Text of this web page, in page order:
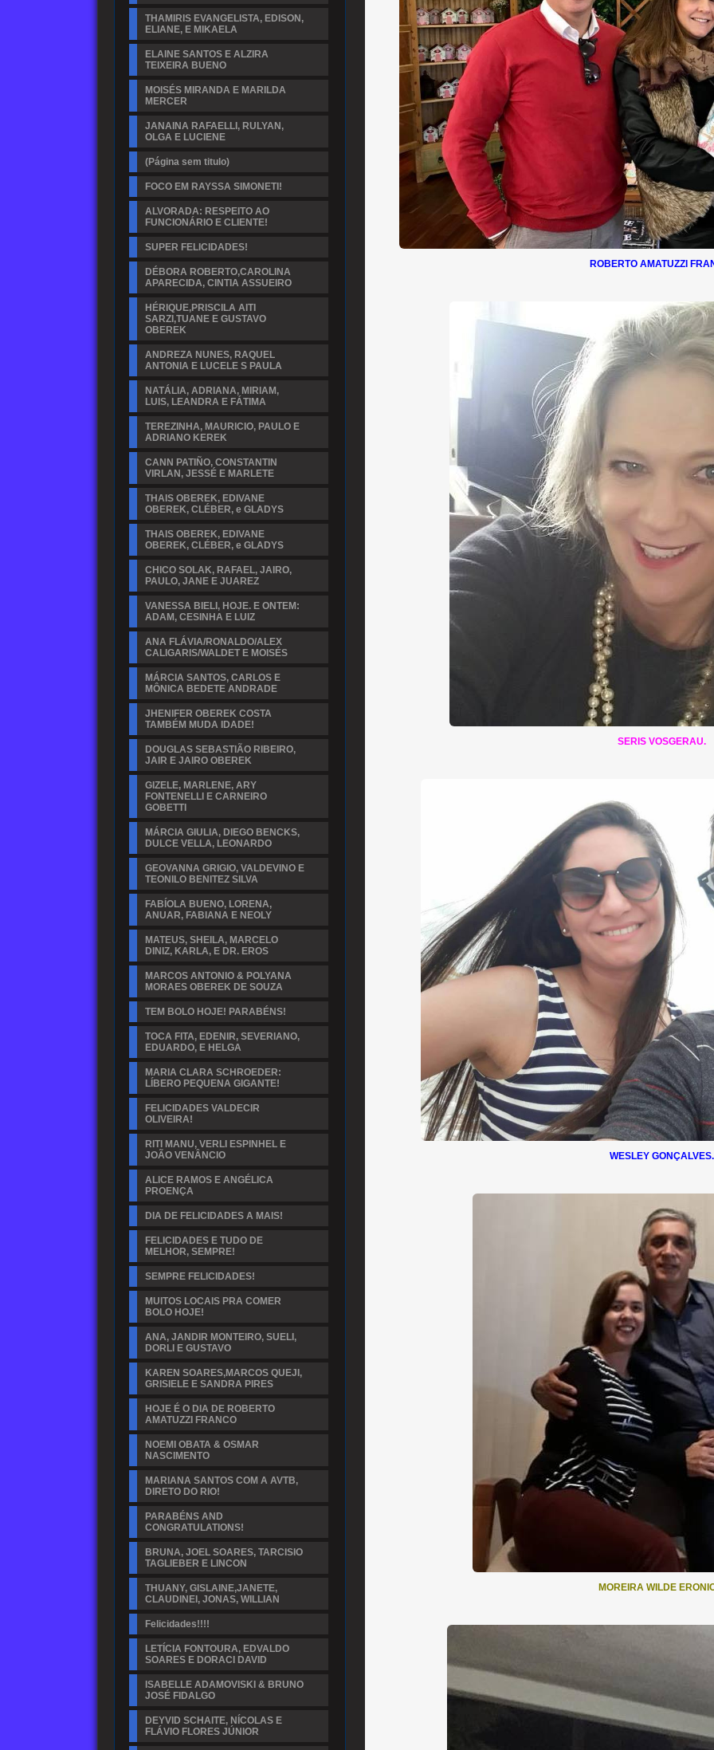
THAMIRIS EVANGELISTA, EDISON,
ELIANE, E MIKAELA
ELAINE SANTOS E ALZIRA
TEIXEIRA BUENO
MOISÉS MIRANDA E MARILDA
MERCER
JANAINA RAFAELLI, RULYAN,
OLGA E LUCIENE
(Página sem titulo)
FOCO EM RAYSSA SIMONETI!
ALVORADA: RESPEITO AO
FUNCIONÁRIO E CLIENTE!
SUPER FELICIDADES!
DÉBORA ROBERTO,CAROLINA
APARECIDA, CINTIA ASSUEIRO
HÉRIQUE,PRISCILA AITI
SARZI,TUANE E GUSTAVO
OBEREK
ANDREZA NUNES, RAQUEL
ANTONIA E LUCELE S PAULA
NATÁLIA, ADRIANA, MIRIAM,
LUIS, LEANDRA E FÁTIMA
TEREZINHA, MAURICIO, PAULO E
ADRIANO KEREK
CANN PATIÑO, CONSTANTIN
VIRLAN, JESSÉ E MARLETE
THAIS OBEREK, EDIVANE
OBEREK, CLÉBER, e GLADYS
THAIS OBEREK, EDIVANE
OBEREK, CLÉBER, e GLADYS
CHICO SOLAK, RAFAEL, JAIRO,
PAULO, JANE E JUAREZ
VANESSA BIELI, HOJE. E ONTEM:
ADAM, CESINHA E LUIZ
ANA FLÁVIA/RONALDO/ALEX
CALIGARIS/WALDET E MOISÉS
MÁRCIA SANTOS, CARLOS E
MÔNICA BEDETE ANDRADE
JHENIFER OBEREK COSTA
TAMBÉM MUDA IDADE!
DOUGLAS SEBASTIÃO RIBEIRO,
JAIR E JAIRO OBEREK
GIZELE, MARLENE, ARY
FONTENELLI E CARNEIRO
GOBETTI
MÁRCIA GIULIA, DIEGO BENCKS,
DULCE VELLA, LEONARDO
GEOVANNA GRIGIO, VALDEVINO E
TEONILO BENITEZ SILVA
FABÍOLA BUENO, LORENA,
ANUAR, FABIANA E NEOLY
MATEUS, SHEILA, MARCELO
DINIZ, KARLA, E DR. EROS
MARCOS ANTONIO & POLYANA
MORAES OBEREK DE SOUZA
TEM BOLO HOJE! PARABÉNS!
TOCA FITA, EDENIR, SEVERIANO,
EDUARDO, E HELGA
MARIA CLARA SCHROEDER:
LÍBERO PEQUENA GIGANTE!
FELICIDADES VALDECIR
OLIVEIRA!
RITI MANU, VERLI ESPINHEL E
JOÃO VENÂNCIO
ALICE RAMOS E ANGÉLICA
PROENÇA
DIA DE FELICIDADES A MAIS!
FELICIDADES E TUDO DE
MELHOR, SEMPRE!
SEMPRE FELICIDADES!
MUITOS LOCAIS PRA COMER
BOLO HOJE!
ANA, JANDIR MONTEIRO, SUELI,
DORLI E GUSTAVO
KAREN SOARES,MARCOS QUEJI,
GRISIELE E SANDRA PIRES
HOJE É O DIA DE ROBERTO
AMATUZZI FRANCO
NOEMI OBATA & OSMAR
NASCIMENTO
MARIANA SANTOS COM A AVTB,
DIRETO DO RIO!
PARABÉNS AND
CONGRATULATIONS!
BRUNA, JOEL SOARES, TARCISIO
TAGLIEBER E LINCON
THUANY, GISLAINE,JANETE,
CLAUDINEI, JONAS, WILLIAN
Felicidades!!!!
LETÍCIA FONTOURA, EDVALDO
SOARES E DORACI DAVID
ISABELLE ADAMOVISKI & BRUNO
JOSÉ FIDALGO
DEYVID SCHAITE, NÍCOLAS E
FLÁVIO FLORES JÚNIOR
ROBERTO AMATUZZI
SERIS VOSGERAU.
WESLEY GONÇALVES.
MOREIRA WILDE